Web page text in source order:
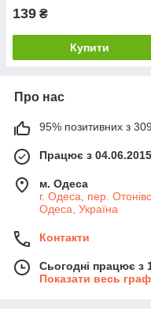
139 ₴
Купити
Про нас
95% позитивних з 309
Працює з 04.06.2015
м. Одеса
г. Одеса, пер.
Одеса, Україна
Контакти
Сьогодні працює з
Показати весь